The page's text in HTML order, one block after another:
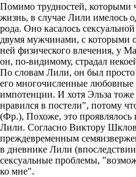
Помимо трудностей, которыми
жизнь, в случае Лили имелось
рода. Оно касалось
двумя мужчинами, с которыми
ней физического влечения, у
он, по-видимому, страдал
По словам Лили, он был
его многочисленные любовные
импотенции. И хотя Эльза
нравился в постели", потому
(Фр.), Похоже, это
Лили. Согласно Виктору
преждевременным
в дневнике Лили
сексуальные проблемы,
ко мне".